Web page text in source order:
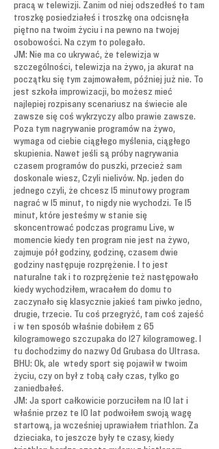
pracą w telewizji. Zanim od niej odszedłeś to tam
troszkę posiedziałeś i troszkę ona odcisnęła
piętno na twoim życiu i na pewno na twojej
osobowości. Na czym to polegało.
JM: Nie ma co ukrywać, że telewizja w
szczególności, telewizja na żywo, ja akurat na
początku się tym zajmowałem, później już nie. To
jest szkoła improwizacji, bo możesz mieć
najlepiej rozpisany scenariusz na świecie ale
zawsze się coś wykrzyczy albo prawie zawsze.
Poza tym nagrywanie programów na żywo,
wymaga od ciebie ciągłego myślenia, ciągłego
skupienia. Nawet jeśli są próby nagrywania
czasem programów do puszki, przecież sam
doskonale wiesz, Czyli nielivów. Np. jeden do
jednego czyli, że chcesz 15 minutowy program
nagrać w 15 minut, to nigdy nie wychodzi. Te 15
minut, które jesteśmy w stanie się
skoncentrować podczas programu Live, w
momencie kiedy ten program nie jest na żywo,
zajmuje pół godziny, godzinę, czasem dwie
godziny następuje rozprężenie. I to jest
naturalne tak i to rozprężenie też następowało
kiedy wychodziłem, wracałem do domu to
zaczynało się klasycznie jakieś tam piwko jedno,
drugie, trzecie. Tu coś przegryżć, tam coś zajeść
i w ten sposób właśnie dobiłem z 65
kilogramowego szczupaka do 127 kilogramoweg. I
tu dochodzimy do nazwy Od Grubasa do Ultrasa.
BHU: Ok, ale wtedy sport się pojawił w twoim
życiu, czy on był z tobą cały czas, tylko go
zaniedbałeś.
JM: Ja sport całkowicie porzuciłem na 10 lat i
właśnie przez te 10 lat podwoiłem swoją wagę
startową, ja wcześniej uprawiałem triathlon. Za
dzieciaka, to jeszcze były te czasy, kiedy